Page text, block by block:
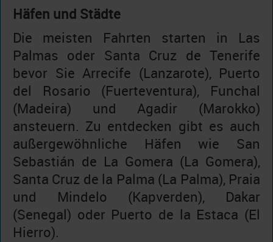
Häfen und Städte
Die meisten Fahrten starten in Las
Palmas oder Santa Cruz de Tenerife
bevor Sie Arrecife (Lanzarote), Puerto
del Rosario (Fuerteventura), Funchal
(Madeira) und Agadir (Marokko)
ansteuern. Zu entdecken gibt es auch
außergewöhnliche Häfen wie San
Sebastián de La Gomera (La Gomera),
Santa Cruz de la Palma (La Palma), Praia
und Mindelo (Kapverden), Dakar
(Senegal) oder Puerto de la Estaca (El
Hierro).